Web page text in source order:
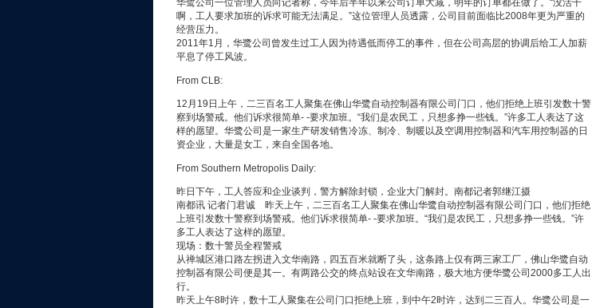
华鹭公司一位管理人员向记者称，今年后半年以来公司订单大减，明年的订单都在做了。“没活干
啊，工人要求加班的诉求可能无法满足。”这位管理人员透露，公司目前面临比2008年更为严重的
经营压力。
2011年1月，华鹭公司曾发生过工人因为待遇低而停工的事件，但在公司高层的协调后给工人加薪
平息了停工风波。
From CLB:
12月19日上午，二三百名工人聚集在佛山华鹭自动控制器有限公司门口，他们拒绝上班引发数十警
察到场警戒。他们诉求很简单- -要求加班。“我们是农民工，只想多挣一些钱。”许多工人表达了这
样的愿望。华鹭公司是一家生产研发销售冷冻、制冷、制暖以及空调用控制器和汽车用控制器的日
资企业，大量是女工，来自全国各地。
From Southern Metropolis Daily:
昨日下午，工人答应和企业谈判，警方解除封锁，企业大门解封。南都记者郭继江摄
南都讯 记者门君诚 昨天上午，二三百名工人聚集在佛山华鹭自动控制器有限公司门口，他们拒绝
上班引发数十警察到场警戒。他们诉求很简单- -要求加班。“我们是农民工，只想多挣一些钱。”许
多工人表达了这样的愿望。
现场：数十警员全程警戒
从禅城区港口路左拐进入文华南路，四五百米就断了头，这条路上仅有两三家工厂，佛山华鹭自动
控制器有限公司便是其一。有两路公交的终点站设在文华南路，极大地方便华鹭公司2000多工人出
行。
昨天上午8时许，数十工人聚集在公司门口拒绝上班，到中午2时许，达到二三百人。华鹭公司是一